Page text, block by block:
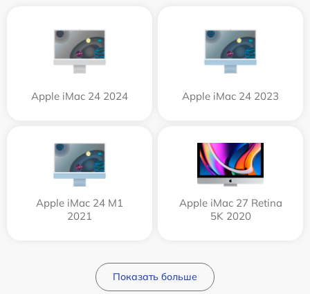
Apple iMac 24 2024 Apple iMac 24 2023
Apple iMac 24 M1
2021
Apple iMac 27 Retina
5K 2020
Показать больше